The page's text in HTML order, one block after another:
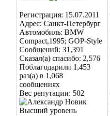
Регистрация: 15.07.2011
Адрес: Санкт-Петербург
Автомобиль: BMW
Compact,1995; GOP-Style
Сообщений: 31,391
Сказал(а) спасибо: 2,576
Поблагодарили 1,453
раз(а) в 1,068
сообщениях
Вес репутации: 502